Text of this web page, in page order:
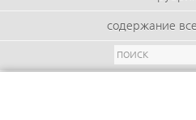
содержание